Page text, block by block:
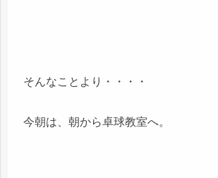
そんなことより・・・・
今朝は、朝から卓球教室へ。